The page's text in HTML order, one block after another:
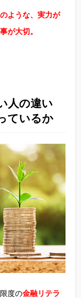
ような、実力が
が大切。
人の違い
ているか
度の金融リテラ